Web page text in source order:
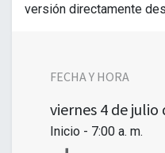
versión directamente
FECHA Y HORA
viernes 4 de julio
Inicio - 7:00 a. m.